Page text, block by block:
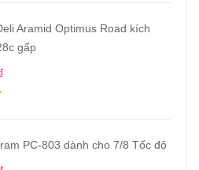
Aramid Optimus Road kích
gấp
PC-803 dành cho 7/8 Tốc độ